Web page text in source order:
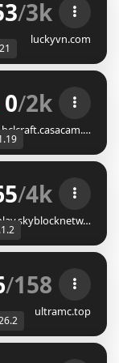
NETWORK [_
ꜱᴋʏʙʟᴏᴄᴋ ᴇʀᴀ
/3k
luckyvn.com
1.8 - 1.19
| RankUp
0/2k
bclcraft.casacam.…
[1.8-26.1.2]
QUACK! QUACK!
/4k
26.2 ≈
SkyBlock •
/158
ultramc.top